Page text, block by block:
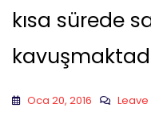
kısa sürede
Oca 20, 2016